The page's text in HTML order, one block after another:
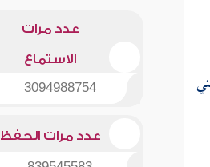
عدد مرات
الاستماع
3094988754
عدد مرات الحفظ